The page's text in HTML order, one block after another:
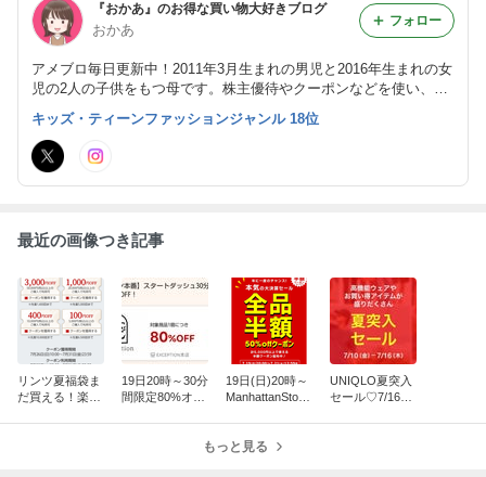
『おかあ』のお得な買い物大好きブログ
おかあ
アメブロ毎日更新中！2011年3月生まれの男児と2016年生まれの女
児の2人の子供をもつ母です。株主優待やクーポンなどを使い、セ
フォロー
キッズ・ティーンファッションジャンル 18位
最近の画像つき記事
リンツ夏福袋ま
だ買える！楽天
19日20時～30分
間限定80%オ
19日(日)20時～
ManhattanStore
UNIQLO夏突入
セール♡7/16
もっと見る